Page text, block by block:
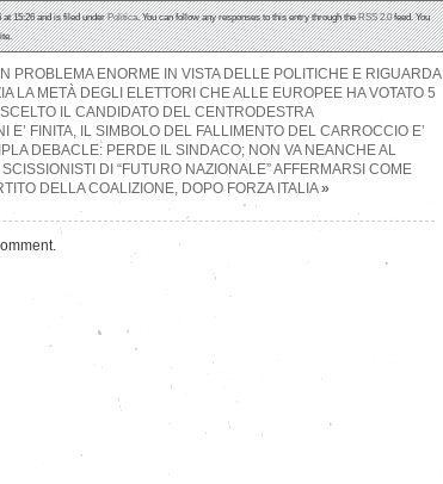
at 15:26 and is filed underPolitica. You can follow any responses to this entry through theRSS 2.0feed. You
PROBLEMA ENORME IN VISTA DELLE POLITICHE E RIGUARDA
LA METÀ DEGLI ELETTORI CHE ALLE EUROPEE HA VOTATO 5
IL CANDIDATO DEL CENTRODESTRA
E’ FINITA, IL SIMBOLO DEL FALLIMENTO DEL CARROCCIO E’
DEBACLE: PERDE IL SINDACO; NON VA NEANCHE AL
DI “FUTURO NAZIONALE” AFFERMARSI COME
DELLA COALIZIONE, DOPO FORZA ITALIA»